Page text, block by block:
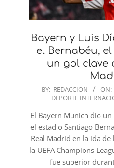
Bayern y Luis
el Bernabéu,
un gol clave
2026-
07
BY: REDACCION ON:
DEPORTE
El Bayern Munich dio
el estadio Santiago
Real Madrid en la ida
la UEFA Champions
fue superior